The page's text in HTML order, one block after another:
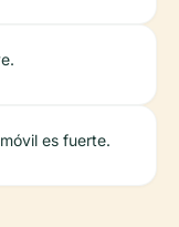
es fuerte.